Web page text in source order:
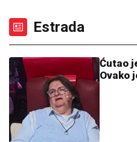
prštalo od luksuza
MILICA
ZVERSKI
Otkrivamo
Karaburmi
najgorim
osumnjičeni
CECU NIKO
Beograd:
naočare